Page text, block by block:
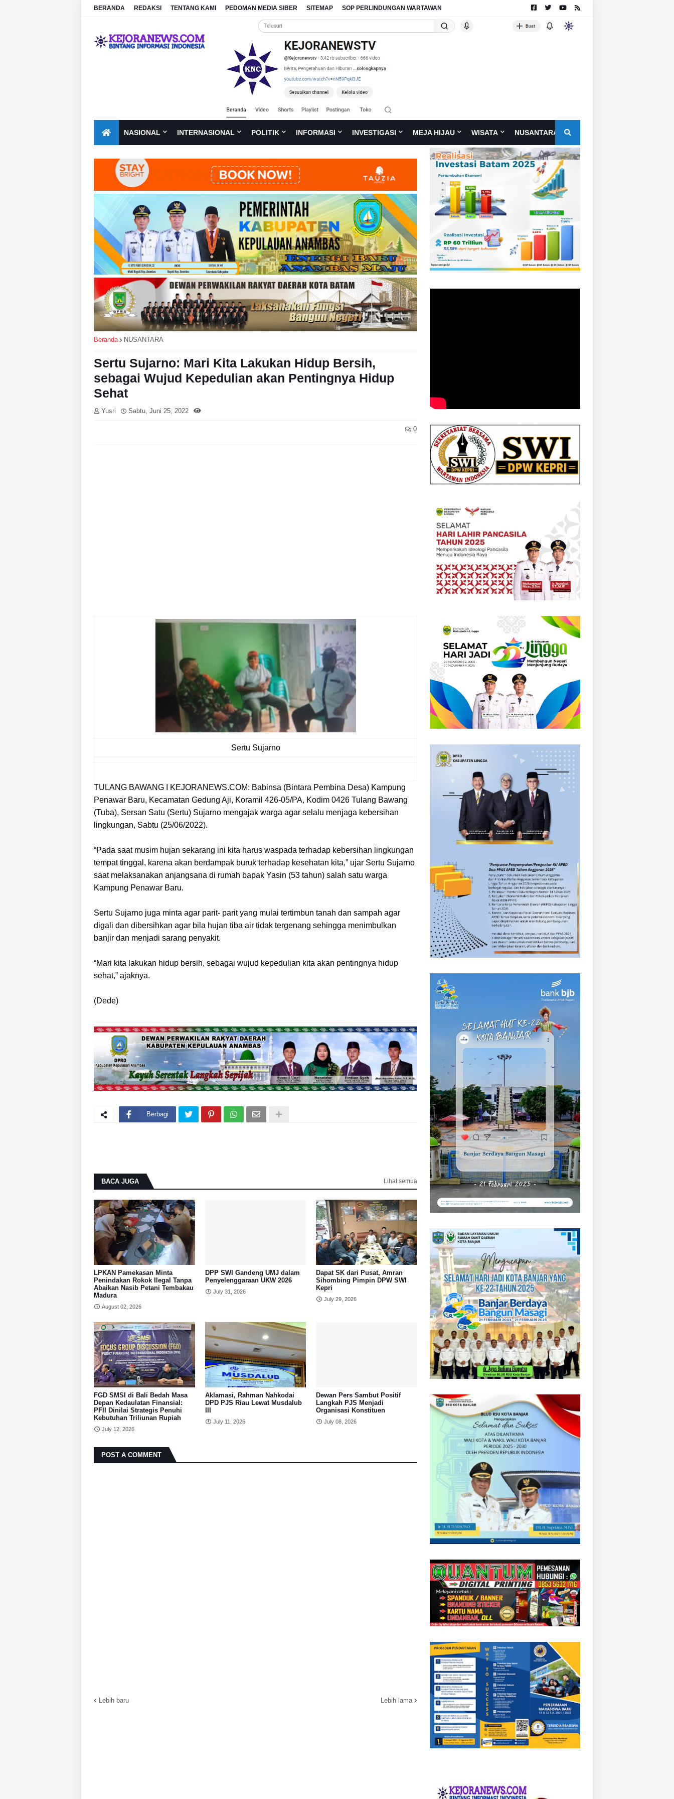
BERANDA REDAKSI TENTANG KAMI PEDOMAN MEDIA SIBER SITEMAP SOP PERLINDUNGAN WARTAWAN
NASIONAL INTERNASIONAL POLITIK INFORMASI INVESTIGASI MEJA HIJAU WISATA NUSANTARA
Beranda NUSANTARA
Sertu Sujarno: Mari Kita Lakukan Hidup Bersih,
sebagai Wujud Kepedulian akan Pentingnya Hidup
Sehat
Yusri Sabtu, Juni 25, 2022
0
Sertu Sujarno
TULANG BAWANG I KEJORANEWS.COM: Babinsa (Bintara Pembina Desa) Kampung
Penawar Baru, Kecamatan Gedung Aji, Koramil 426-05/PA, Kodim 0426 Tulang Bawang
(Tuba), Sersan Satu (Sertu) Sujarno mengajak warga agar selalu menjaga kebersihan
lingkungan, Sabtu (25/06/2022).
“Pada saat musim hujan sekarang ini kita harus waspada terhadap kebersihan lingkungan
tempat tinggal, karena akan berdampak buruk terhadap kesehatan kita,” ujar Sertu Sujarno
saat melaksanakan anjangsana di rumah bapak Yasin (53 tahun) salah satu warga
Kampung Penawar Baru.
Sertu Sujarno juga minta agar parit- parit yang mulai tertimbun tanah dan sampah agar
digali dan dibersihkan agar bila hujan tiba air tidak tergenang sehingga menimbulkan
banjir dan menjadi sarang penyakit.
“Mari kita lakukan hidup bersih, sebagai wujud kepedulian kita akan pentingnya hidup
sehat,” ajaknya.
(Dede)
Berbagi
BACA JUGA Lihat semua
LPKAN Pamekasan Minta
Penindakan Rokok Ilegal Tanpa
Abaikan Nasib Petani Tembakau
Madura
August 02, 2026
DPP SWI Gandeng UMJ dalam
Penyelenggaraan UKW 2026
July 31, 2026
Dapat SK dari Pusat, Amran
Sihombing Pimpin DPW SWI
Kepri
July 29, 2026
FGD SMSI di Bali Bedah Masa
Depan Kedaulatan Finansial:
PFII Dinilai Strategis Penuhi
Kebutuhan Triliunan Rupiah
July 12, 2026
Aklamasi, Rahman Nahkodai
DPD PJS Riau Lewat Musdalub
July 11, 2026
Dewan Pers Sambut Positif
Langkah PJS Menjadi
Organisasi Konstituen
July 08, 2026
POST A COMMENT
Lebih baru Lebih lama